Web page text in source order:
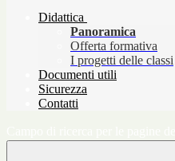
Didattica
Panoramica
Offerta formativa
I progetti delle classi
Documenti utili
Sicurezza
Contatti